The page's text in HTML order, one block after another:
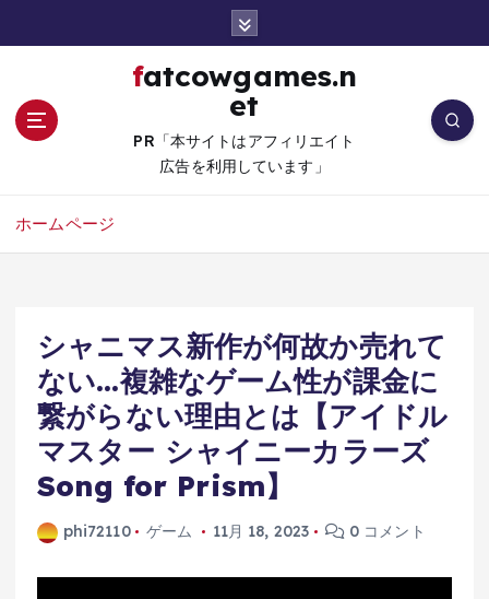
fatcowgames.n
et
PR「本サイトはアフィリエイト
広告を利用しています」
ホームページ
シャニマス新作が何故か売れて
ない…複雑なゲーム性が課金に
繋がらない理由とは【アイドル
マスター シャイニーカラーズ
Song for Prism​】
phi72110 ゲーム 11月 18, 2023 0 コメント